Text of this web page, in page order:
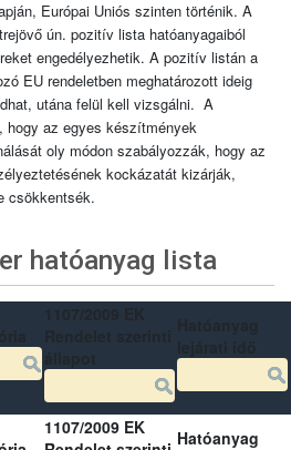
Európai Uniós szinten történik. A
ún. pozitív lista hatóanyagaiból
engedélyezhetik. A pozitív listán a
EU rendeletben meghatározott ideig
utána felül kell vizsgálni. A
hogy az egyes készítmények
oly módon szabályozzák, hogy az
kockázatát kizárják,
csökkentsék.
hatóanyag lista
1107/2009 EK
Hatóanyag